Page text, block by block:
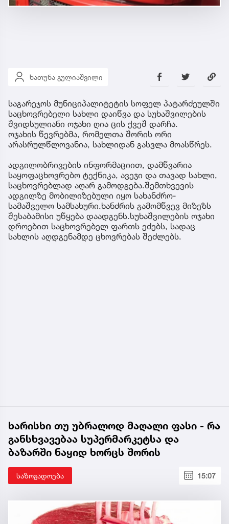
ხათუნა გულიაშვილი
საგარეჯოს მუნიციპალიტეტის სოფელ პატარძეულში
საცხოვრებელი სახლი დაიწვა და სუხაშვილების
შვიდსულიანი ოჯახი ღია ცის ქვეშ დარჩა.
ოჯახის წევრებმა, რომელთა შორის ორი
არასრულწლოვანია, სახლიდან გასვლა მოასწრეს.
ადგილობრივების ინფორმაციით, დამწვარია
საყოფაცხოვრებო ტექნიკა, ავეჯი და თავად სახლი,
საცხოვრებლად აღარ გამოდგება.შემთხვევის
ადგილზე მობილიზებული იყო სახანძრო-
სამაშველო სამსახური.ხანძრის გამომწვევ მიზეზს
შესაბამისი უწყება დაადგენს.სუხაშვილების ოჯახი
დროებით საცხოვრებელ ფართს ეძებს, სადაც
სახლის აღდგენამდე ცხოვრებას შეძლებს.
ხარისხი თუ უბრალოდ მაღალი ფასი - რა
განსხვავებაა სუპერმარკეტსა და
ბაზარში ნაყიდ ხორცს შორის
საზოგადოება 15:07